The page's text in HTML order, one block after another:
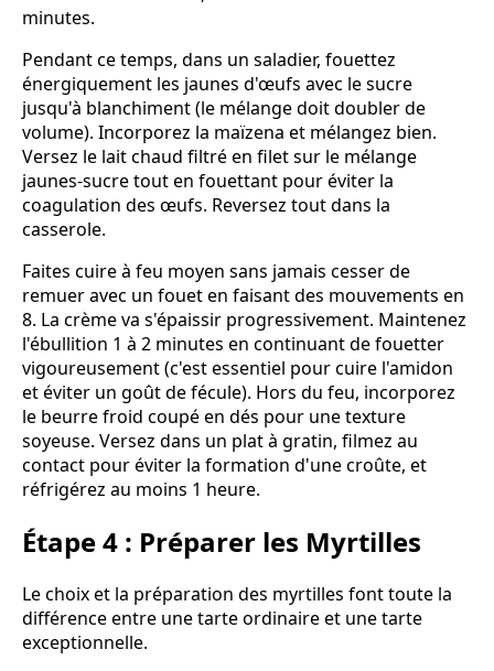
minutes.
Pendant ce temps, dans un saladier, fouettez
énergiquement les jaunes d'œufs avec le sucre
jusqu'à blanchiment (le mélange doit doubler de
volume). Incorporez la maïzena et mélangez bien.
Versez le lait chaud filtré en filet sur le mélange
jaunes-sucre tout en fouettant pour éviter la
coagulation des œufs. Reversez tout dans la
casserole.
Faites cuire à feu moyen sans jamais cesser de
remuer avec un fouet en faisant des mouvements en
8. La crème va s'épaissir progressivement. Maintenez
l'ébullition 1 à 2 minutes en continuant de fouetter
vigoureusement (c'est essentiel pour cuire l'amidon
et éviter un goût de fécule). Hors du feu, incorporez
le beurre froid coupé en dés pour une texture
soyeuse. Versez dans un plat à gratin, filmez au
contact pour éviter la formation d'une croûte, et
réfrigérez au moins 1 heure.
Étape 4 : Préparer les Myrtilles
Le choix et la préparation des myrtilles font toute la
différence entre une tarte ordinaire et une tarte
exceptionnelle.